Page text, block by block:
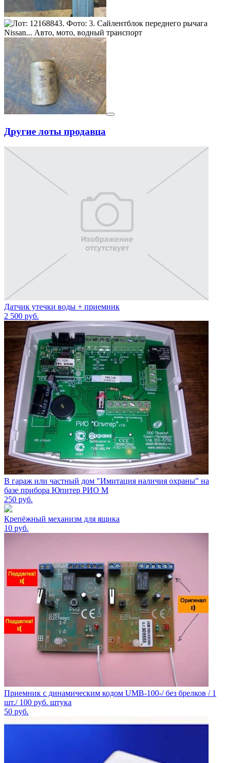
Другие лоты продавца
Датчик утечки воды + приемник
2 500 руб.
В гараж или частный дом "Имитация наличия охраны" на
базе прибора Юпитер РИО М
250 руб.
Крепёжный механизм для ящика
10 руб.
Приемник с динамическим кодом UMB-100-/ без брелков / 1
шт./ 100 руб. штука
50 руб.